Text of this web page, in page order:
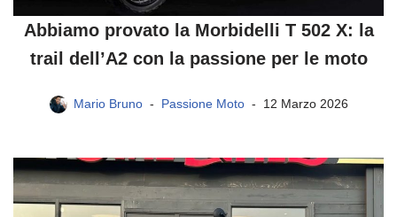
Abbiamo provato la Morbidelli T 502 X: la
trail dell’A2 con la passione per le moto
Mario Bruno Passione Moto 12 Marzo 2026